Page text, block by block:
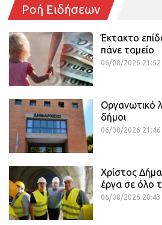
Ροή Ειδήσεων
Έκτακτο
πάνε ταμείο
06/08/2026 21:52
Οργανωτικό
δήμοι
06/08/2026 21:46
Χρίστος
έργα σε όλο
06/08/2026 20:43